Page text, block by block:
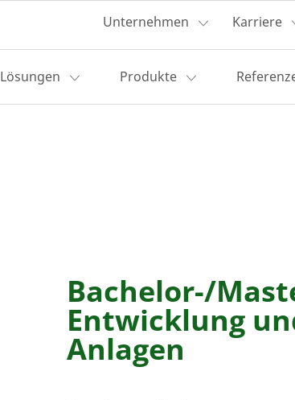
Unternehmen Karriere
Lösungen Produkte
Bachelor-/
Entwicklung
Anlagen